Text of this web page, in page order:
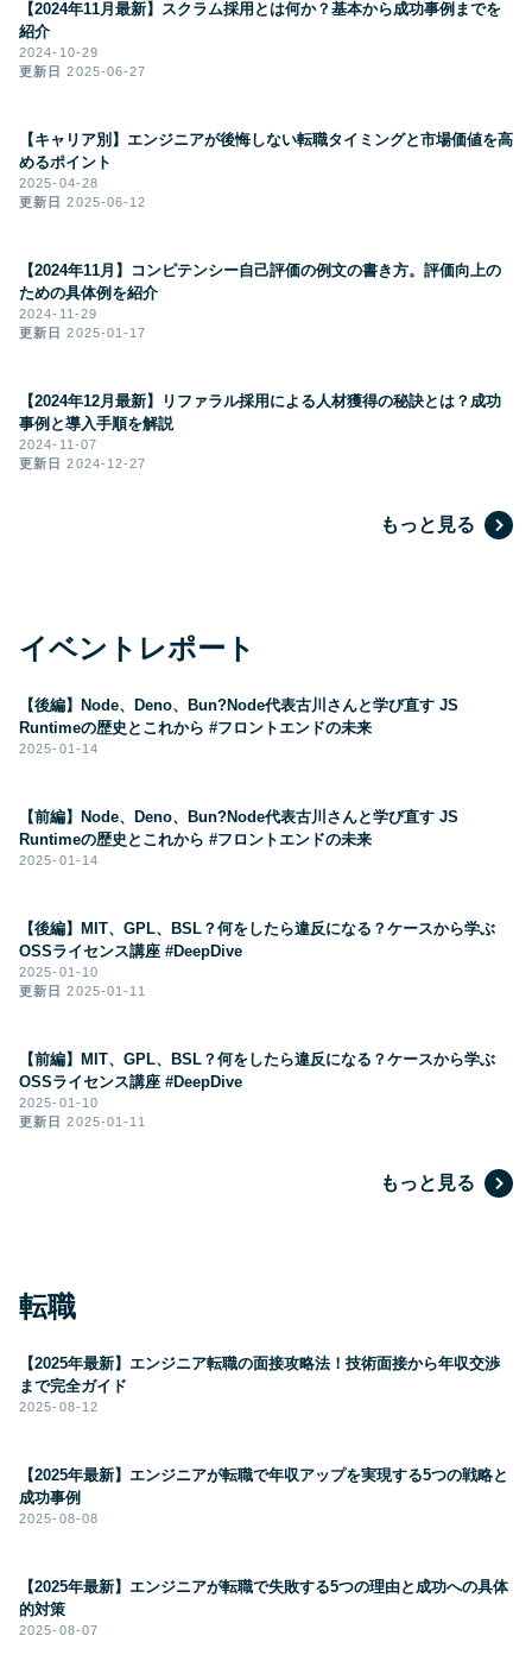
【2024年11月最新】スクラム採用とは何か？基本から成功事例までを
紹介
2024-10-29
更新日2025-06-27
【キャリア別】エンジニアが後悔しない転職タイミングと市場価値を高
めるポイント
2025-04-28
更新日2025-06-12
【2024年11月】コンピテンシー自己評価の例文の書き方。評価向上の
ための具体例を紹介
2024-11-29
更新日2025-01-17
【2024年12月最新】リファラル採用による人材獲得の秘訣とは？成功
事例と導入手順を解説
2024-11-07
更新日2024-12-27
もっと見る
イベントレポート
【後編】Node、Deno、Bun?Node代表古川さんと学び直す JS
Runtimeの歴史とこれから #フロントエンドの未来
2025-01-14
【前編】Node、Deno、Bun?Node代表古川さんと学び直す JS
Runtimeの歴史とこれから #フロントエンドの未来
2025-01-14
【後編】MIT、GPL、BSL？何をしたら違反になる？ケースから学ぶ
OSSライセンス講座 #DeepDive
2025-01-10
更新日2025-01-11
【前編】MIT、GPL、BSL？何をしたら違反になる？ケースから学ぶ
OSSライセンス講座 #DeepDive
2025-01-10
更新日2025-01-11
もっと見る
転職
【2025年最新】エンジニア転職の面接攻略法！技術面接から年収交渉
まで完全ガイド
2025-08-12
【2025年最新】エンジニアが転職で年収アップを実現する5つの戦略と
成功事例
2025-08-08
【2025年最新】エンジニアが転職で失敗する5つの理由と成功への具体
的対策
2025-08-07